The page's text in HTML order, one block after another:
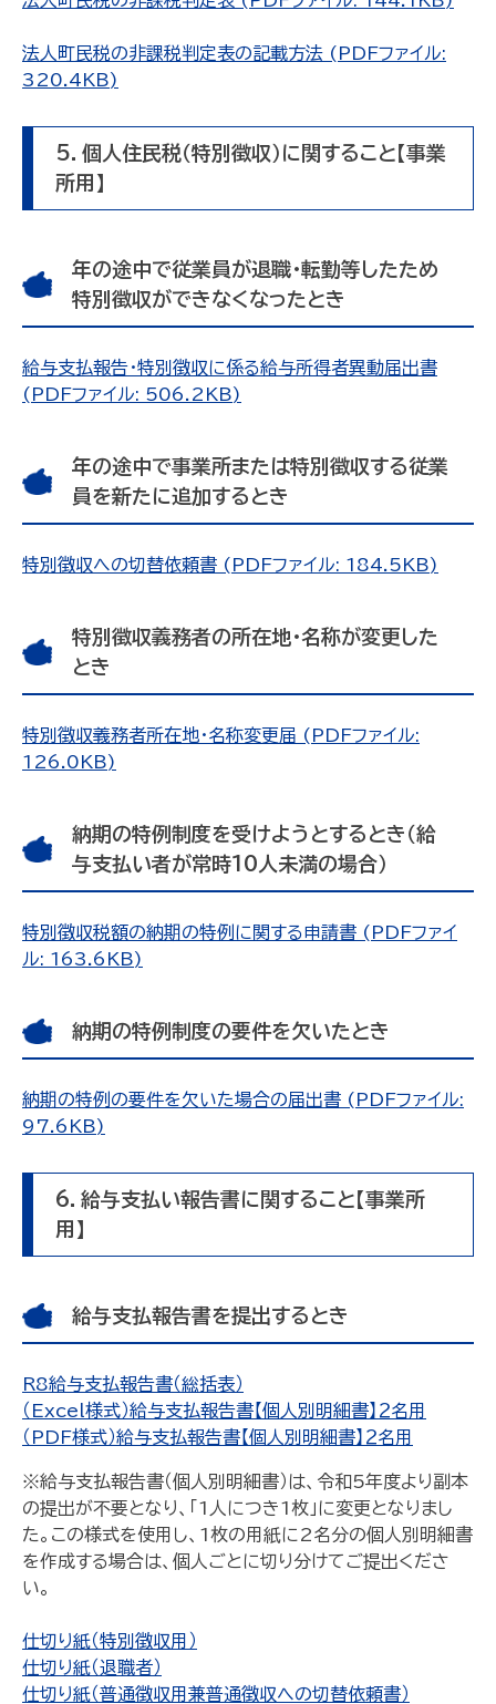
法人町民税の非課税判定表の記載方法 (PDFファイル:
320.4KB)
5．個人住民税（特別徴収）に関すること【事業
所用】
年の途中で従業員が退職・転勤等したため
特別徴収ができなくなったとき
給与支払報告・特別徴収に係る給与所得者異動届出書
(PDFファイル: 506.2KB)
年の途中で事業所または特別徴収する従業
員を新たに追加するとき
特別徴収への切替依頼書 (PDFファイル: 184.5KB)
特別徴収義務者の所在地・名称が変更した
とき
特別徴収義務者所在地・名称変更届 (PDFファイル:
126.0KB)
納期の特例制度を受けようとするとき（給
与支払い者が常時10人未満の場合）
特別徴収税額の納期の特例に関する申請書 (PDFファイ
ル: 163.6KB)
納期の特例制度の要件を欠いたとき
納期の特例の要件を欠いた場合の届出書 (PDFファイル:
97.6KB)
6．給与支払い報告書に関すること【事業所
用】
給与支払報告書を提出するとき
R8給与支払報告書（総括表）
（Excel様式）給与支払報告書【個人別明細書】２名用
（PDF様式）給与支払報告書【個人別明細書】２名用
※給与支払報告書（個人別明細書）は、令和5年度より副本
の提出が不要となり、「1人につき1枚」に変更となりまし
た。この様式を使用し、1枚の用紙に2名分の個人別明細書
を作成する場合は、個人ごとに切り分けてご提出くださ
い。
仕切り紙（特別徴収用）
仕切り紙（退職者）
仕切り紙（普通徴収用兼普通徴収への切替依頼書）